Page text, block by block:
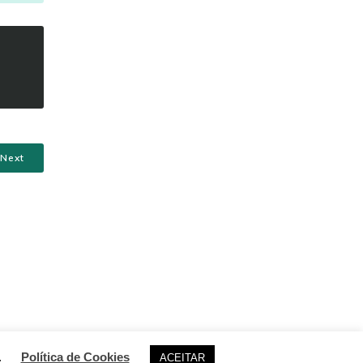
Next
andKubio
Política de Cookies ACEITAR